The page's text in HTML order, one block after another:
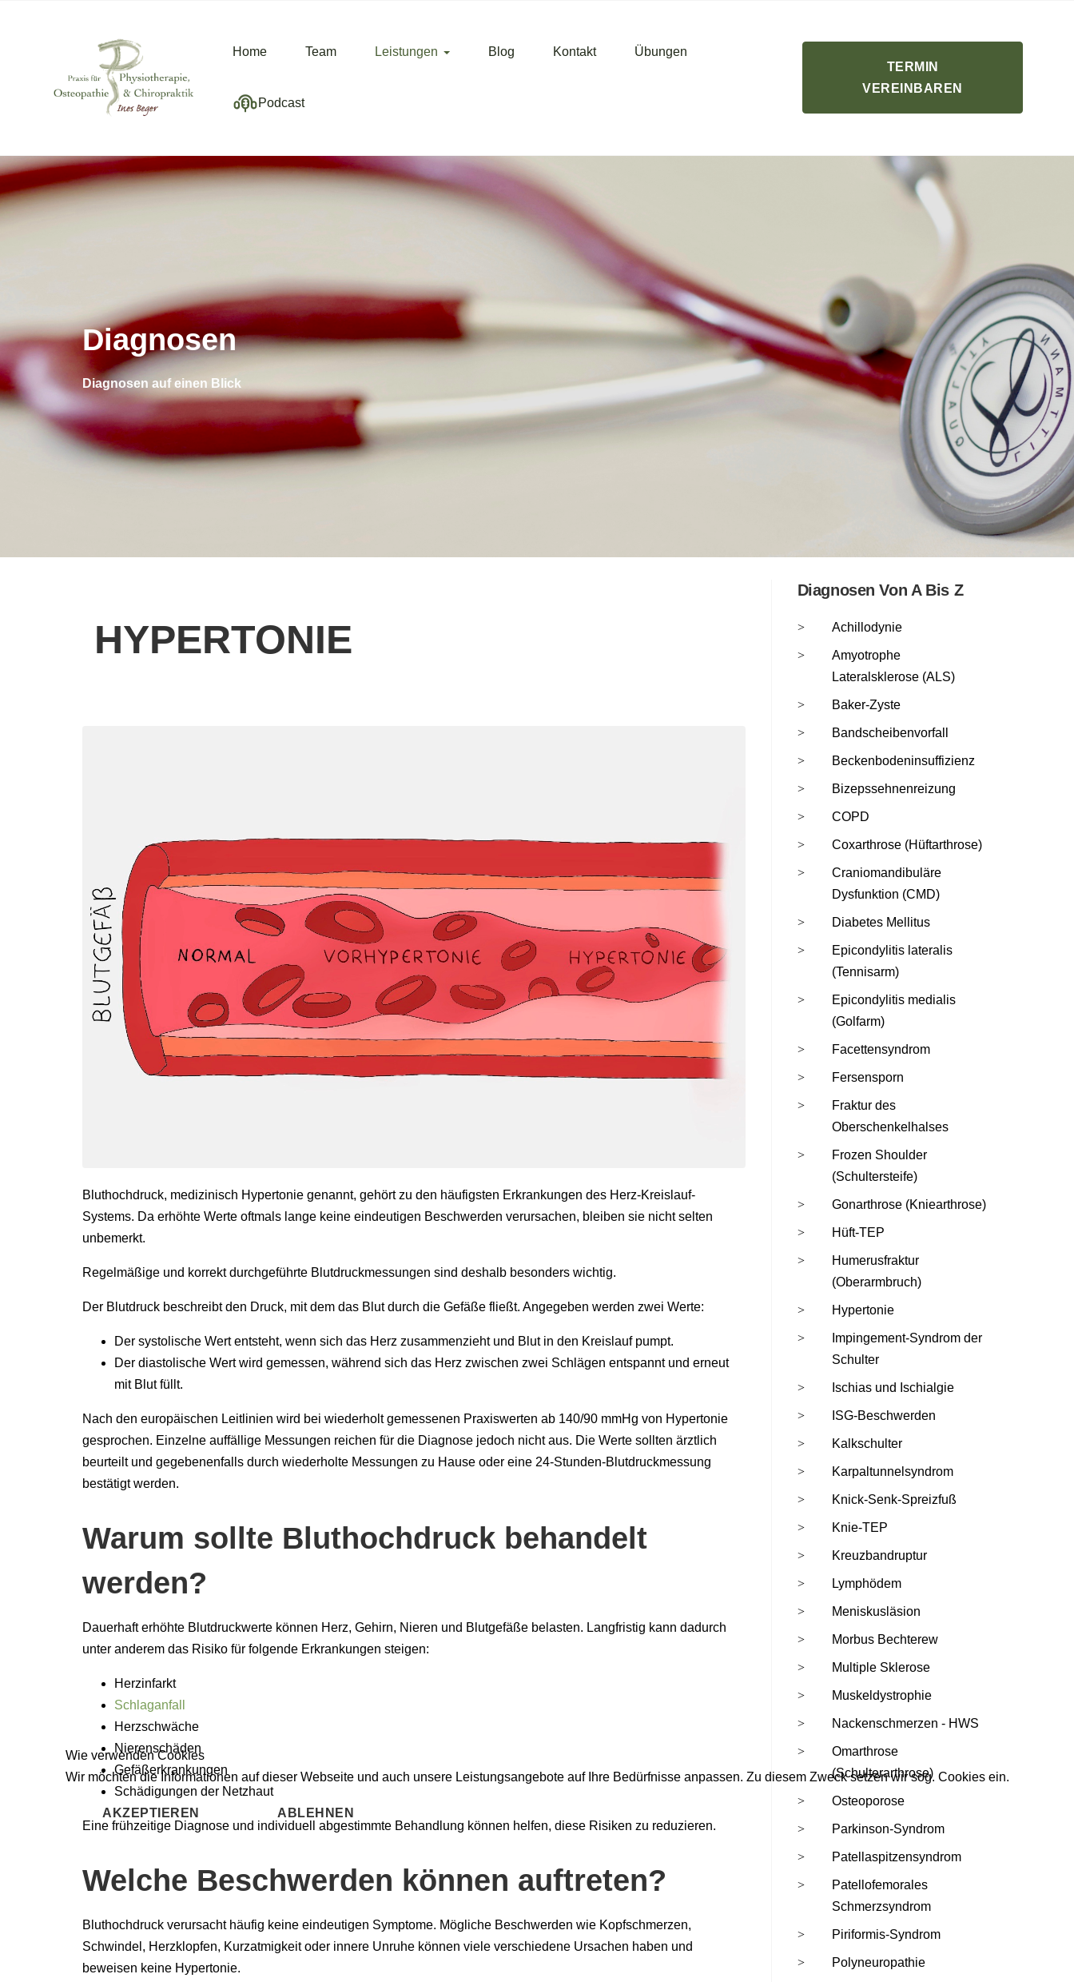
Home Team Leistungen Blog Kontakt Übungen
Podcast
TERMIN
VEREINBAREN
Diagnosen
Diagnosen auf einen Blick
HYPERTONIE
Bluthochdruck, medizinisch Hypertonie genannt, gehört zu den häufigsten Erkrankungen des Herz-Kreislauf-
Systems. Da erhöhte Werte oftmals lange keine eindeutigen Beschwerden verursachen, bleiben sie nicht selten
unbemerkt.
Regelmäßige und korrekt durchgeführte Blutdruckmessungen sind deshalb besonders wichtig.
Der Blutdruck beschreibt den Druck, mit dem das Blut durch die Gefäße fließt. Angegeben werden zwei Werte:
Der systolische Wert entsteht, wenn sich das Herz zusammenzieht und Blut in den Kreislauf pumpt.
Der diastolische Wert wird gemessen, während sich das Herz zwischen zwei Schlägen entspannt und erneut
mit Blut füllt.
Nach den europäischen Leitlinien wird bei wiederholt gemessenen Praxiswerten ab 140/90 mmHg von Hypertonie
gesprochen. Einzelne auffällige Messungen reichen für die Diagnose jedoch nicht aus. Die Werte sollten ärztlich
beurteilt und gegebenenfalls durch wiederholte Messungen zu Hause oder eine 24-Stunden-Blutdruckmessung
bestätigt werden.
Warum sollte Bluthochdruck behandelt
werden?
Dauerhaft erhöhte Blutdruckwerte können Herz, Gehirn, Nieren und Blutgefäße belasten. Langfristig kann dadurch
unter anderem das Risiko für folgende Erkrankungen steigen:
Herzinfarkt
Schlaganfall
Herzschwäche
Nierenschäden
Gefäßerkrankungen
Schädigungen der Netzhaut
Eine frühzeitige Diagnose und individuell abgestimmte Behandlung können helfen, diese Risiken zu reduzieren.
Welche Beschwerden können auftreten?
Bluthochdruck verursacht häufig keine eindeutigen Symptome. Mögliche Beschwerden wie Kopfschmerzen,
Schwindel, Herzklopfen, Kurzatmigkeit oder innere Unruhe können viele verschiedene Ursachen haben und
beweisen keine Hypertonie.
Diagnosen Von A Bis Z
Achillodynie
Amyotrophe
Lateralsklerose (ALS)
Baker-Zyste
Bandscheibenvorfall
Beckenbodeninsuffizienz
Bizepssehnenreizung
COPD
Coxarthrose (Hüftarthrose)
Craniomandibuläre
Dysfunktion (CMD)
Diabetes Mellitus
Epicondylitis lateralis
(Tennisarm)
Epicondylitis medialis
(Golfarm)
Facettensyndrom
Fersensporn
Fraktur des
Oberschenkelhalses
Frozen Shoulder
(Schultersteife)
Gonarthrose (Kniearthrose)
Hüft-TEP
Humerusfraktur
(Oberarmbruch)
Hypertonie
Impingement-Syndrom der
Schulter
Ischias und Ischialgie
ISG-Beschwerden
Kalkschulter
Karpaltunnelsyndrom
Knick-Senk-Spreizfuß
Knie-TEP
Kreuzbandruptur
Lymphödem
Meniskusläsion
Morbus Bechterew
Multiple Sklerose
Muskeldystrophie
Nackenschmerzen - HWS
Omarthrose
(Schulterarthrose)
Osteoporose
Parkinson-Syndrom
Patellaspitzensyndrom
Patellofemorales
Schmerzsyndrom
Piriformis-Syndrom
Polyneuropathie
Wie verwenden Cookies
Wir möchten die Informationen auf dieser Webseite und auch unsere Leistungsangebote auf Ihre Bedürfnisse anpassen. Zu diesem Zweck setzen wir sog. Cookies ein.
AKZEPTIEREN ABLEHNEN